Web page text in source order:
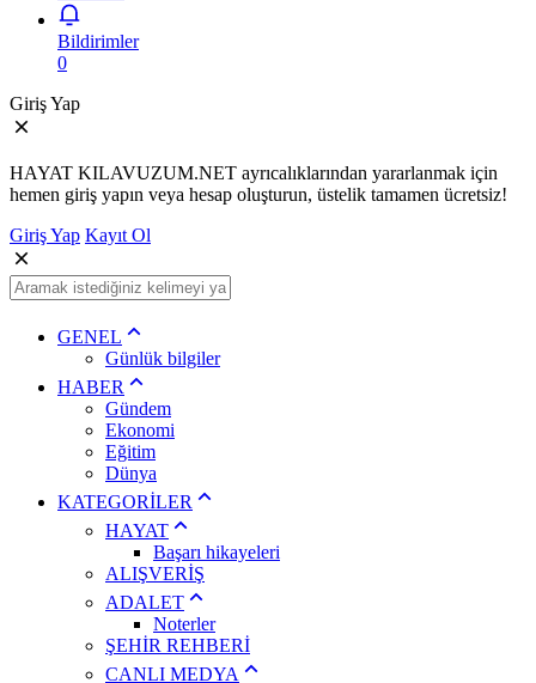
Bildirimler
0
Giriş Yap
HAYAT KILAVUZUM.NET ayrıcalıklarından yararlanmak için
hemen giriş yapın veya hesap oluşturun, üstelik tamamen ücretsiz!
Giriş Yap Kayıt Ol
GENEL
Günlük bilgiler
HABER
Gündem
Ekonomi
Eğitim
Dünya
KATEGORİLER
HAYAT
Başarı hikayeleri
ALIŞVERİŞ
ADALET
Noterler
ŞEHİR REHBERİ
CANLI MEDYA